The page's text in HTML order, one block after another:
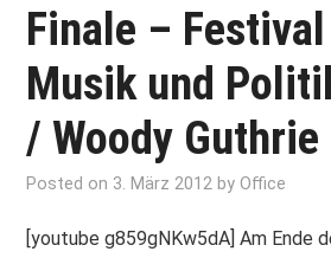
Finale – Festival
Musik und
/ Woody Guthrie
Posted on 3. März 2012 byOffice
[youtube g859gNKw5dA] Am Ende